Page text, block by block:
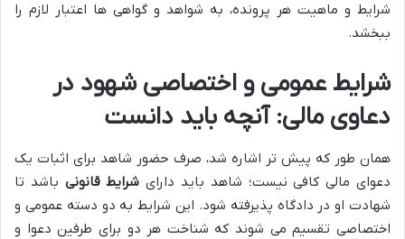
شرایط و ماهیت هر پرونده، به شواهد و گواهی ها اعتبار لازم را
ببخشد.
شرایط عمومی و اختصاصی شهود در
دعاوی مالی: آنچه باید دانست
همان طور که پیش تر اشاره شد، صرف حضور شاهد برای اثبات یک
دعوای مالی کافی نیست؛ شاهد باید دارای شرایط قانونی باشد تا
شهادت او در دادگاه پذیرفته شود. این شرایط به دو دسته عمومی و
اختصاصی تقسیم می شوند که شناخت هر دو برای طرفین دعوا و